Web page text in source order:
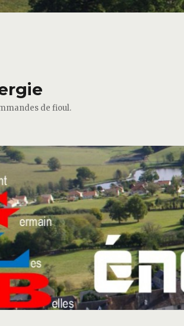
de fioul.